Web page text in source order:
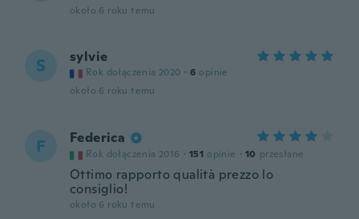
około 6 roku temu
S sylvie
Rok dołączenia 2020 · 6 opinie
około 6 roku temu
F Federica
Rok dołączenia 2016 · 151 opinie · 10 przesłane
Ottimo rapporto qualità prezzo lo
consiglio!
około 6 roku temu